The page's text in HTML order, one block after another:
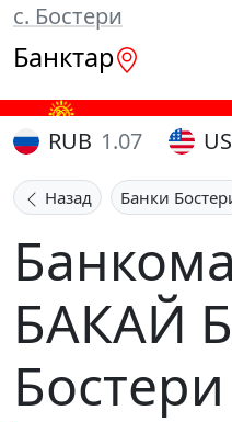
с. Бостери
Банктар
RUB 1.07
Назад Банки
БАКАЙ
Бостери